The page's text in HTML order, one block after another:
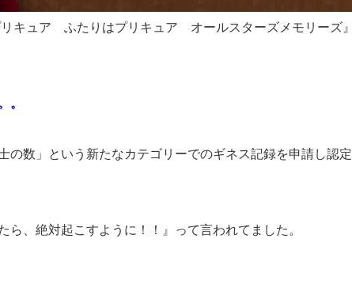
キュア ふたりはプリキュア オールスターズメモリーズ
。
数」という新たなカテゴリーでのギネス記録を申請し認
、絶対起こすように！！』って言われてました。